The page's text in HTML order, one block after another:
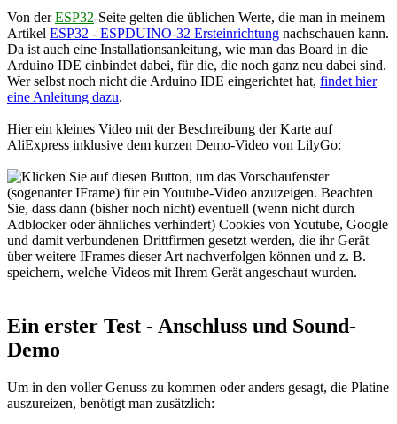
Von derESP32-Seite gelten die üblichen Werte, die man in meinem
Artikel ESP32 - ESPDUINO-32 Ersteinrichtung nachschauen kann.
Da ist auch eine Installationsanleitung, wie man das Board in die
Arduino IDE einbindet dabei, für die, die noch ganz neu dabei sind.
Wer selbst noch nicht die Arduino IDE eingerichtet hat, findet hier
eine Anleitung dazu.
Hier ein kleines Video mit der Beschreibung der Karte auf
AliExpress inklusive dem kurzen Demo-Video von LilyGo:
Ein erster Test - Anschluss und Sound-
Demo
Um in den voller Genuss zu kommen oder anders gesagt, die Platine
auszureizen, benötigt man zusätzlich: